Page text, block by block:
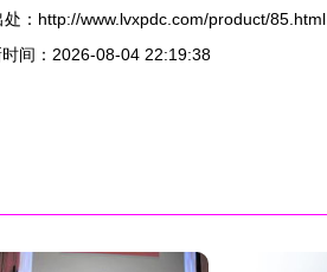
：http://www.lvxpdc.com/product/85.html
间：2026-08-04 22:19:38